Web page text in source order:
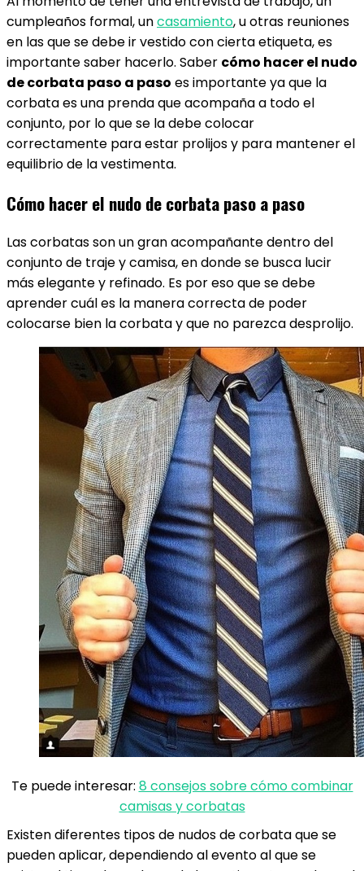
cumpleaños formal, uncasamiento, u otras reuniones
en las que se debe ir vestido con cierta etiqueta, es
importante saber hacerlo. Saber cómo hacer el nudo
de corbata paso a paso es importante ya que la
corbata es una prenda que acompaña a todo el
conjunto, por lo que se la debe colocar
correctamente para estar prolijos y para mantener el
equilibrio de la vestimenta.
Cómo hacer el nudo de corbata paso a paso
Las corbatas son un gran acompañante dentro del
conjunto de traje y camisa, en donde se busca lucir
más elegante y refinado. Es por eso que se debe
aprender cuál es la manera correcta de poder
colocarse bien la corbata y que no parezca desprolijo.
Te puede interesar: 8 consejos sobre cómo combinar
camisas y corbatas
Existen diferentes tipos de nudos de corbata que se
pueden aplicar, dependiendo al evento al que se